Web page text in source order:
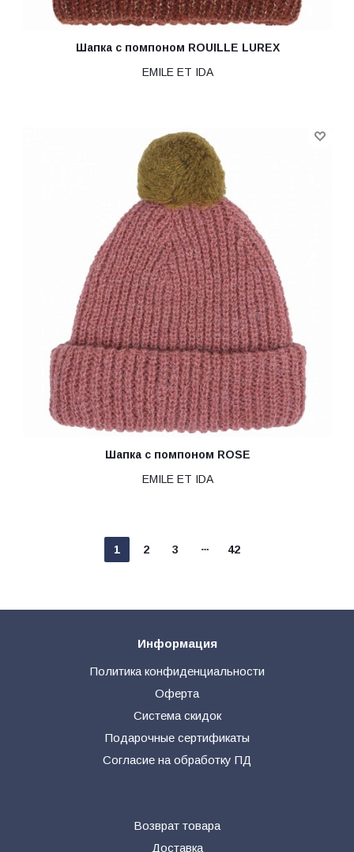
Шапка с помпоном ROUILLE LUREX
EMILE ET IDA
Шапка с помпоном ROSE
EMILE ET IDA
1 2 3 42
Информация
Политика конфиденциальности
Оферта
Система скидок
Подарочные сертификаты
Согласие на обработку ПД
Возврат товара
Доставка